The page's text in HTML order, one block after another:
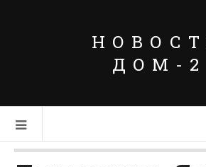
ДОМ-2